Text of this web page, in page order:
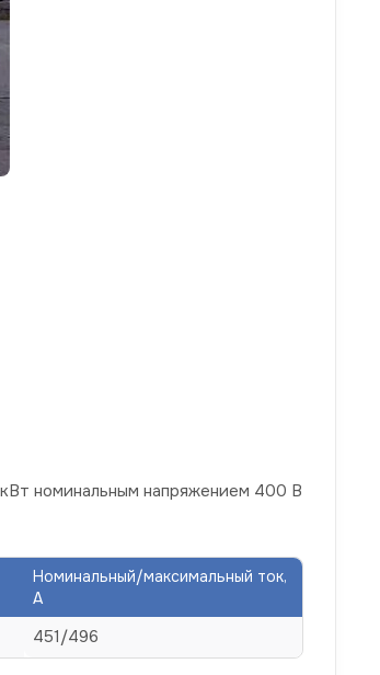
номинальным напряжением 400 В
Номинальный/максимальный ток,
А
451/496